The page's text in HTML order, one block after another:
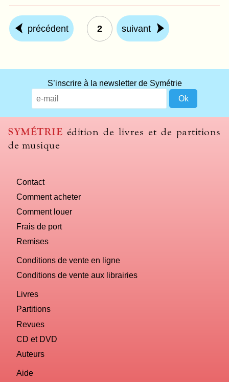
précédent 2 suivant
S’inscrire à la newsletter de Symétrie
SYMÉTRIE édition de livres et de partitions
de musique
Contact
Comment acheter
Comment louer
Frais de port
Remises
Conditions de vente en ligne
Conditions de vente aux librairies
Livres
Partitions
Revues
CD et DVD
Auteurs
Aide